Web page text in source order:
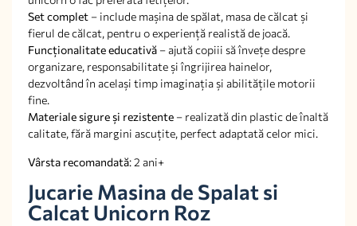
Set complet – include mașina de spălat, masa de călcat și
fierul de călcat, pentru o experiență realistă de joacă.
Funcționalitate educativă – ajută copiii să învețe despre
organizare, responsabilitate și îngrijirea hainelor,
dezvoltând în același timp imaginația și abilitățile motorii
fine.
Materiale sigure și rezistente – realizată din plastic de înaltă
calitate, fără margini ascuțite, perfect adaptată celor mici.
Vârsta recomandată: 2 ani+
Jucarie Masina de Spalat si
Calcat Unicorn Roz